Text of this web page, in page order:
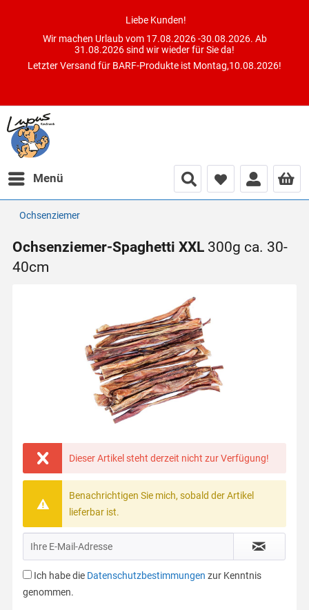
Liebe Kunden!
Wir machen Urlaub vom 17.08.2026 -30.08.2026. Ab
31.08.2026 sind wir wieder für Sie da!
Letzter Versand für BARF-Produkte ist Montag,10.08.2026!
Menü
Ochsenziemer
Ochsenziemer-Spaghetti XXL 300g ca. 30-
40cm
Dieser Artikel steht derzeit nicht zur Verfügung!
Benachrichtigen Sie mich, sobald der Artikel
lieferbar ist.
Ich habe die Datenschutzbestimmungen zur Kenntnis
genommen.